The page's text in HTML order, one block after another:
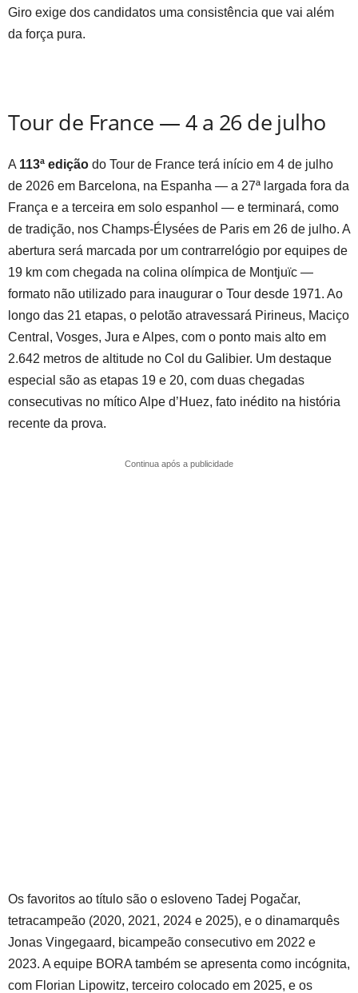
Giro exige dos candidatos uma consistência que vai além
da força pura.
Tour de France — 4 a 26 de julho
A 113ª edição do Tour de France terá início em 4 de julho
de 2026 em Barcelona, na Espanha — a 27ª largada fora da
França e a terceira em solo espanhol — e terminará, como
de tradição, nos Champs-Élysées de Paris em 26 de julho. A
abertura será marcada por um contrarrelógio por equipes de
19 km com chegada na colina olímpica de Montjuïc —
formato não utilizado para inaugurar o Tour desde 1971. Ao
longo das 21 etapas, o pelotão atravessará Pirineus, Maciço
Central, Vosges, Jura e Alpes, com o ponto mais alto em
2.642 metros de altitude no Col du Galibier. Um destaque
especial são as etapas 19 e 20, com duas chegadas
consecutivas no mítico Alpe d’Huez, fato inédito na história
recente da prova.
Continua após a publicidade
Os favoritos ao título são o esloveno Tadej Pogačar,
tetracampeão (2020, 2021, 2024 e 2025), e o dinamarquês
Jonas Vingegaard, bicampeão consecutivo em 2022 e
2023. A equipe BORA também se apresenta como incógnita,
com Florian Lipowitz, terceiro colocado em 2025, e os